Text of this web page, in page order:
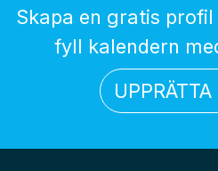
Skapa en gratis
fyll kalendern